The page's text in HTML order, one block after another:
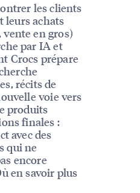
les clients
leurs achats
en gros)
par IA et
Crocs prépare
récits de
voie vers
produits
finales :
avec des
qui ne
encore
en savoir plus